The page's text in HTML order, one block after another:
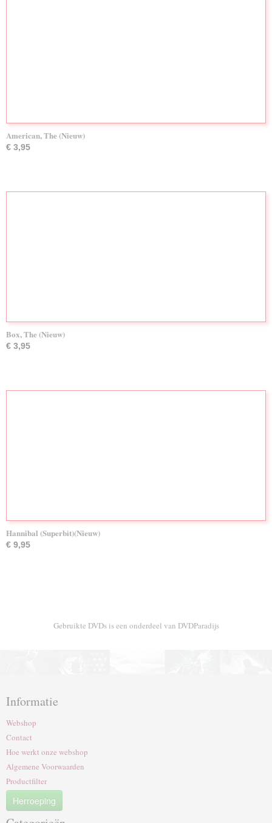
American, The (Nieuw)
€ 3,95
Box, The (Nieuw)
€ 3,95
Hannibal (Superbit)(Nieuw)
€ 9,95
Gebruikte DVDs is een onderdeel van DVDParadijs
Informatie
Webshop
Contact
Hoe werkt onze webshop
Algemene Voorwaarden
Productfilter
Herroeping